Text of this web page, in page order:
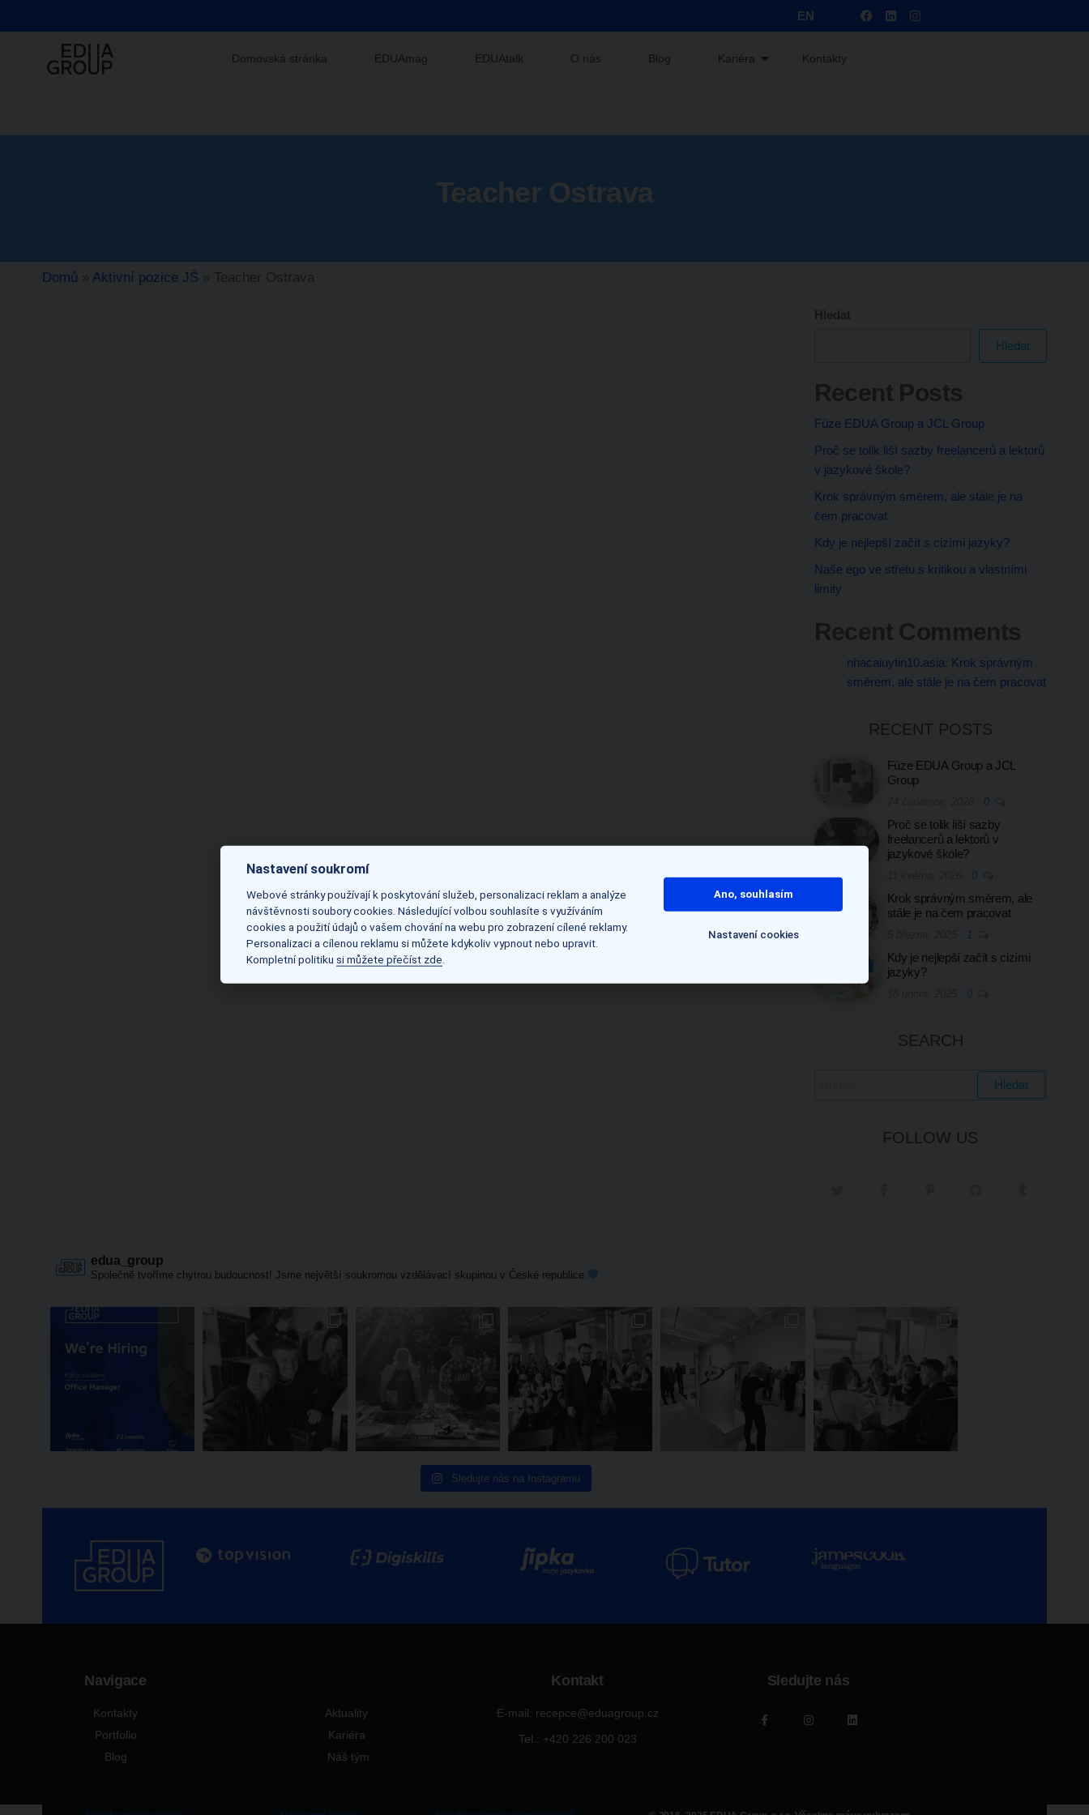
EN
Domovská stránka EDUAmag EDUAtalk O nás Blog Kariéra Kontakty
Teacher Ostrava
Domů Aktivní pozice JŠ
Hledat
Fúze EDUA Group a JCL Group
Proč se tolik liší sazby freelancerů a lektorů
v jazykové škole?
Krok správným směrem, ale stále je na
čem pracovat
Kdy je nejlepší začít s cizími jazyky?
Naše ego ve střetu s kritikou a vlastními
limity
nhacaiuytin10.asia Krok správným
směrem, ale stále je na čem pracovat
RECENT POSTS
Fúze EDUA Group a JCL
Group
0
Proč se tolik liší sazby
freelancerů a lektorů v
jazykové škole?
0
Krok správným směrem, ale
stále je na čem pracovat
1
Kdy je nejlepší začít s cizími
jazyky?
0
SEARCH
FOLLOW US
edua_group
Společně tvoříme chytrou budoucnost! Jsme největší soukromou vzdělávací skupinou v České republice.
Sledujte nás na Instagramu
Navigace
Kontakty
Portfolio
Blog
Aktuality
Kariéra
Náš tým
Kontakt
E-mail: recepce@eduagroup.cz
Tel.: +420 226 200 023
Sledujte nás
Nastavení soukromí
Webové stránky používají k poskytování služeb, personalizaci reklam a analýze
návštěvnosti soubory cookies. Následující volbou souhlasíte s využíváním
cookies a použití údajů o vašem chování na webu pro zobrazení cílené reklamy.
Personalizaci a cílenou reklamu si můžete kdykoliv vypnout nebo upravit.
Kompletní politiku si můžete přečíst zde
Ano, souhlasím
Nastavení cookies